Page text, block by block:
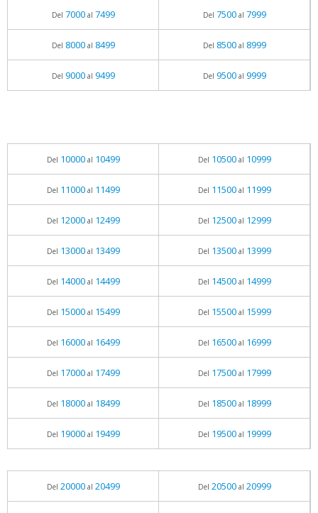
Del 7000al 7499 Del 7500al 7999
Del 8000al 8499 Del 8500al 8999
Del 9000al 9499 Del 9500al 9999
Del 10000al 10499 Del 10500al 10999
Del 11000al 11499 Del 11500al 11999
Del 12000al 12499 Del 12500al 12999
Del 13000al 13499 Del 13500al 13999
Del 14000al 14499 Del 14500al 14999
Del 15000al 15499 Del 15500al 15999
Del 16000al 16499 Del 16500al 16999
Del 17000al 17499 Del 17500al 17999
Del 18000al 18499 Del 18500al 18999
Del 19000al 19499 Del 19500al 19999
Del 20000al 20499 Del 20500al 20999